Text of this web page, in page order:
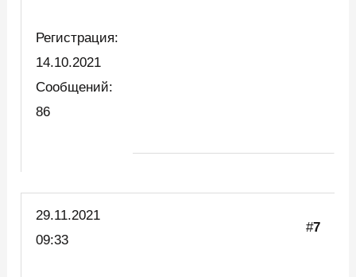
Регистрация:
14.10.2021
Сообщений:
86
29.11.2021
09:33
#7